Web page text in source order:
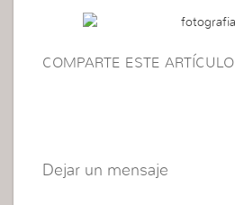
COMPARTE ESTE ARTÍCULO
Dejar un mensaje